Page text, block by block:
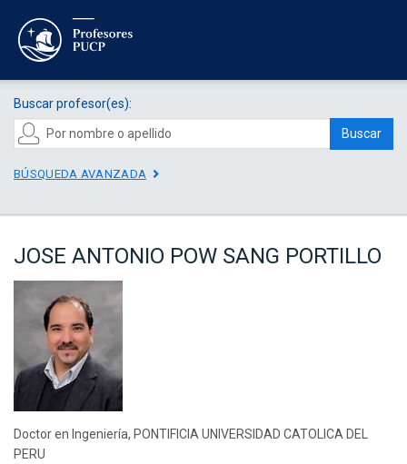
Buscar profesor(es):
Buscar
BÚSQUEDA AVANZADA
JOSE ANTONIO POW SANG PORTILLO
Doctor en Ingeniería, PONTIFICIA UNIVERSIDAD CATOLICA DEL
PERU